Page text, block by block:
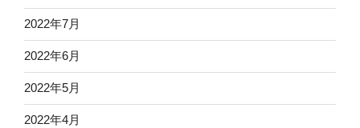
2022年7月
2022年6月
2022年5月
2022年4月